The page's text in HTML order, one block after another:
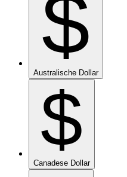
$
Australische Dollar
$
Canadese Dollar